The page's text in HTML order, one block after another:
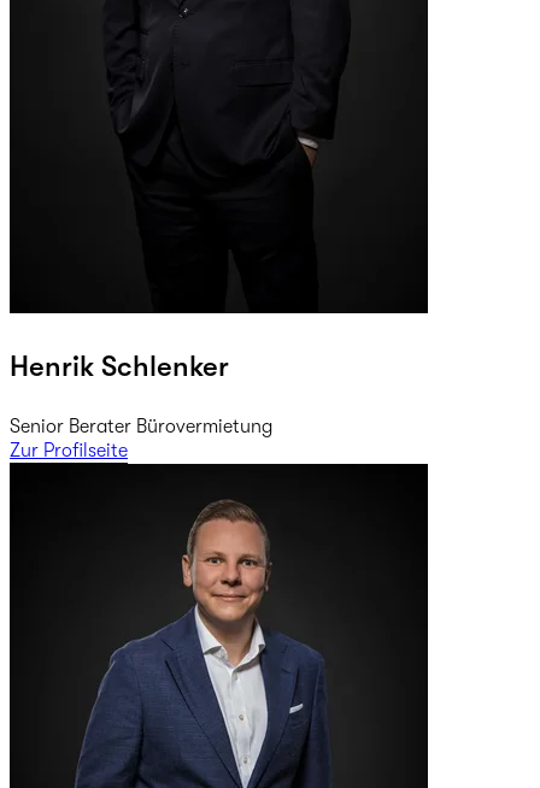
Henrik Schlenker
Senior Berater Bürovermietung
Zur Profilseite